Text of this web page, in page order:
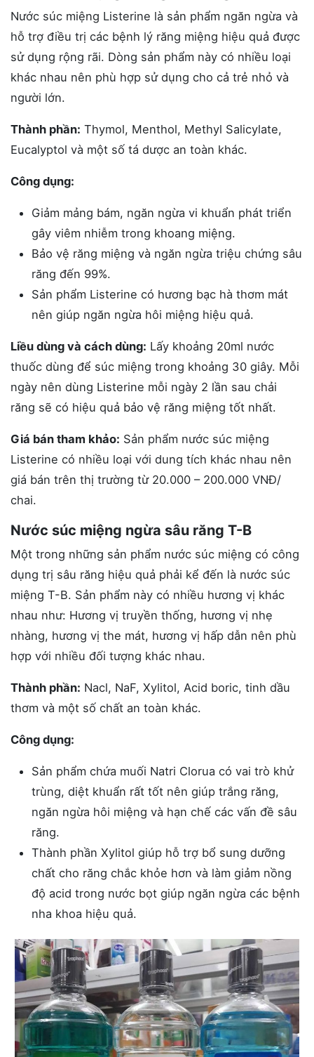
Nước súc miệng Listerine là sản phẩm ngăn ngừa và
hỗ trợ điều trị các bệnh lý răng miệng hiệu quả được
sử dụng rộng rãi. Dòng sản phẩm này có nhiều loại
khác nhau nên phù hợp sử dụng cho cả trẻ nhỏ và
người lớn.
Thành phần: Thymol, Menthol, Methyl Salicylate,
Eucalyptol và một số tá dược an toàn khác.
Công dụng:
Giảm mảng bám, ngăn ngừa vi khuẩn phát triển
gây viêm nhiễm trong khoang miệng.
Bảo vệ răng miệng và ngăn ngừa triệu chứng sâu
răng đến 99%.
Sản phẩm Listerine có hương bạc hà thơm mát
nên giúp ngăn ngừa hôi miệng hiệu quả.
Liều dùng và cách dùng: Lấy khoảng 20ml nước
thuốc dùng để súc miệng trong khoảng 30 giây. Mỗi
ngày nên dùng Listerine mỗi ngày 2 lần sau chải
răng sẽ có hiệu quả bảo vệ răng miệng tốt nhất.
Giá bán tham khảo: Sản phẩm nước súc miệng
Listerine có nhiều loại với dung tích khác nhau nên
giá bán trên thị trường từ 20.000 – 200.000 VNĐ/
chai.
Nước súc miệng ngừa sâu răng T-B
Một trong những sản phẩm nước súc miệng có công
dụng trị sâu răng hiệu quả phải kể đến là nước súc
miệng T-B. Sản phẩm này có nhiều hương vị khác
nhau như: Hương vị truyền thống, hương vị nhẹ
nhàng, hương vị the mát, hương vị hấp dẫn nên phù
hợp với nhiều đối tượng khác nhau.
Thành phần: Nacl, NaF, Xylitol, Acid boric, tinh dầu
thơm và một số chất an toàn khác.
Công dụng:
Sản phẩm chứa muối Natri Clorua có vai trò khử
trùng, diệt khuẩn rất tốt nên giúp trắng răng,
ngăn ngừa hôi miệng và hạn chế các vấn đề sâu
răng.
Thành phần Xylitol giúp hỗ trợ bổ sung dưỡng
chất cho răng chắc khỏe hơn và làm giảm nồng
độ acid trong nước bọt giúp ngăn ngừa các bệnh
nha khoa hiệu quả.